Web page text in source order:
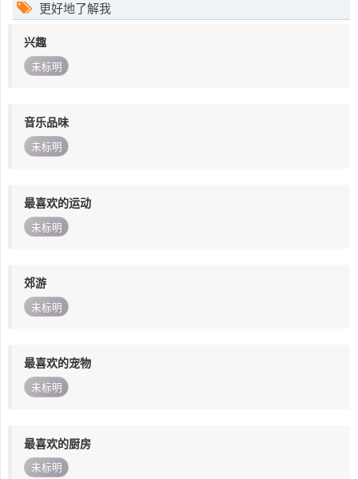
更好地了解我
兴趣
未标明
音乐品味
未标明
最喜欢的运动
未标明
郊游
未标明
最喜欢的宠物
未标明
最喜欢的厨房
未标明